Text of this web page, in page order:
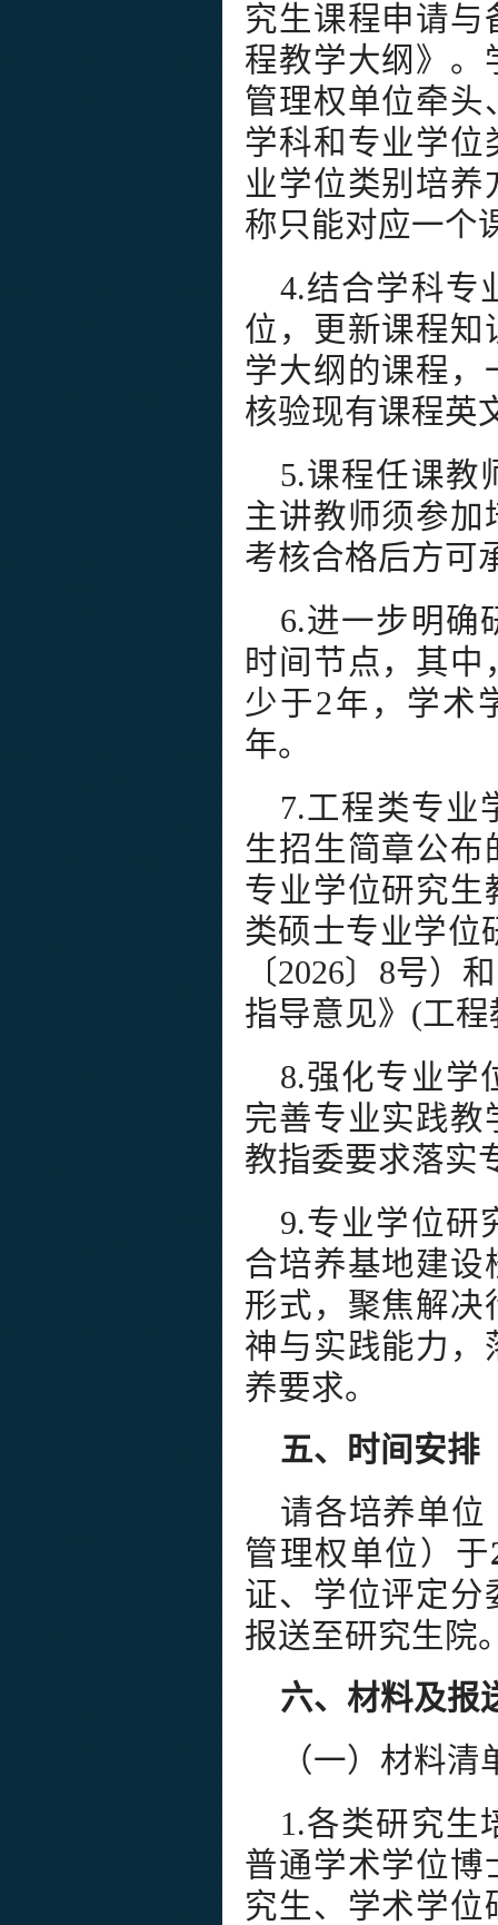
究生课程申请
程教学大纲》。
管理权单位牵头
学科和专业学位
业学位类别培
称只能对应一个
4.结合学科专
位，更新课程知
学大纲的课程，
核验现有课程英
5.课程任课教
主讲教师须参
考核合格后方可
6.进一步明确
时间节点，其
少于2年，学术
年。
7.工程类专业
生招生简章公布
专业学位研究生
类硕士专业学位
〔2026〕8号）
指导意见》(工
8.强化专业学
完善专业实践教
教指委要求落实
9.专业学位研
合培养基地建设
形式，聚焦解决
神与实践能力，
养要求。
五、时间安排
请各培养单位
管理权单位）于
证、学位评定分
报送至研究生院
六、材料及报
（一）材料清
1.各类研究生
普通学术学位博
究生、学术学